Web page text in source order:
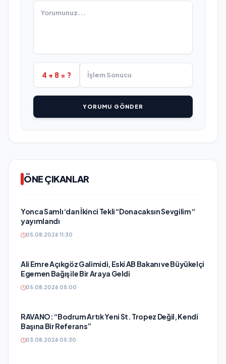
4 + 8 = ?
YORUMU GÖNDER
ÖNE ÇIKANLAR
Yonca Samlı ‘dan İkinci Tekli “Donacaksın Sevgilim “
yayımlandı
05.08.2026 11:30
Ali Emre Açıkgöz Galimidi, Eski AB Bakanı ve Büyükelçi
Egemen Bağış ile Bir Araya Geldi
05.08.2026 05:00
RAVANO: “Bodrum Artık Yeni St. Tropez Değil, Kendi
Başına Bir Referans”
03.08.2026 05:30